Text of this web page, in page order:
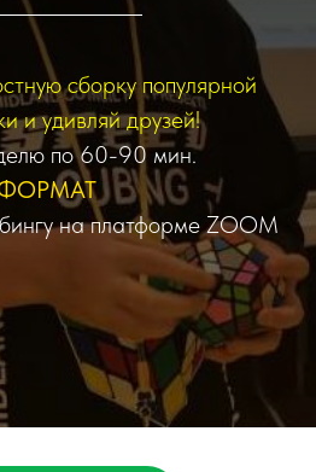
сборку популярной
и удивляй друзей!
по 60-90 мин.
на платформе ZOOM